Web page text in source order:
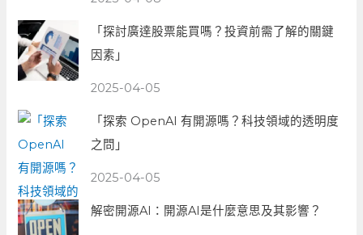
「探討廣達股票能買嗎？投資前需了解的關鍵
因素」
2025-04-05
「探索 OpenAI 有開源嗎？科技領域的透明度
之問」
2025-04-05
解密開源AI：開源AI是什麼意思及其影響？